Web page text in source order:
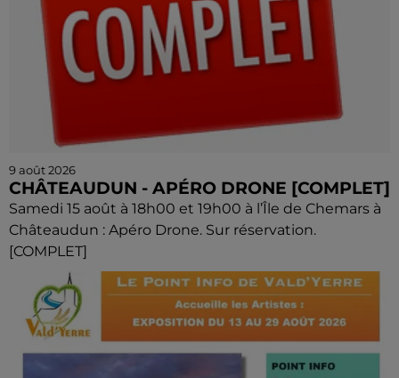
9 août 2026
CHÂTEAUDUN - APÉRO DRONE [COMPLET]
Samedi 15 août à 18h00 et 19h00 à l’Île de Chemars à
Châteaudun : Apéro Drone. Sur réservation.
[COMPLET]